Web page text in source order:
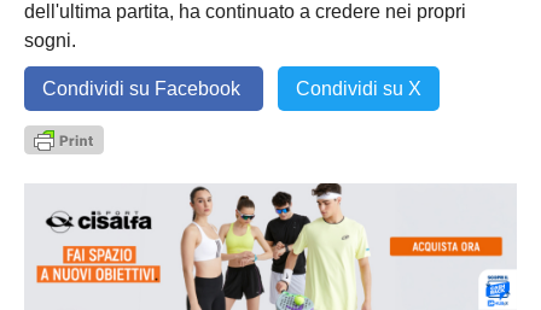
dell'ultima partita, ha continuato a credere nei propri
sogni.
Condividi su Facebook Condividi su X